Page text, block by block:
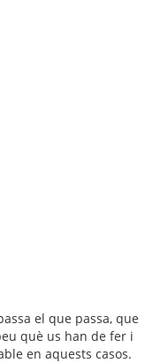
el que passa, que
què us han de fer i
en aquests casos.